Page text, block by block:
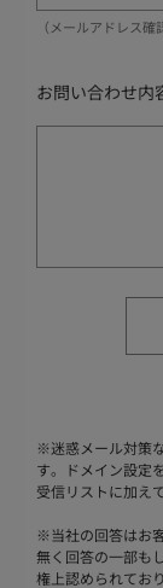
（メールアドレス
お問い合わせ内
※迷惑メール対策
す。ドメイン設定
受信リストに加え
※当社の回答はお
無く回答の一部も
権上認められてお